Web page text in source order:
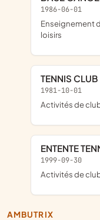
1986-06-01
Enseignement de disciplines sportives et d'activités de
loisirs
TENNIS
1981-10-01
Activités de
ENTENTE
1999-09-30
Activités de
AMBUTRIX